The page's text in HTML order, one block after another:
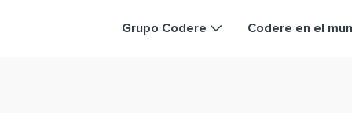
Grupo Codere Codere en el